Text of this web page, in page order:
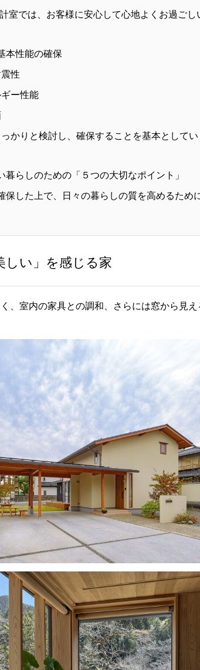
室では、お客様に安心して心地よくお過ご
本性能の確保
震性
ギー性能
かりと検討し、確保することを基本としてい
暮らしのための「５つの大切なポイント」
保した上で、日々の暮らしの質を高めるため
しい」を感じる家
、室内の家具との調和、さらには窓から見え